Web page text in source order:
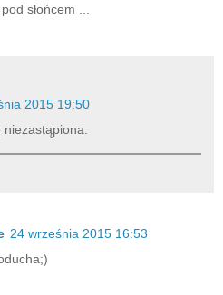
słońcem ...
2015 19:50
niezastąpiona.
24 września 2015 16:53